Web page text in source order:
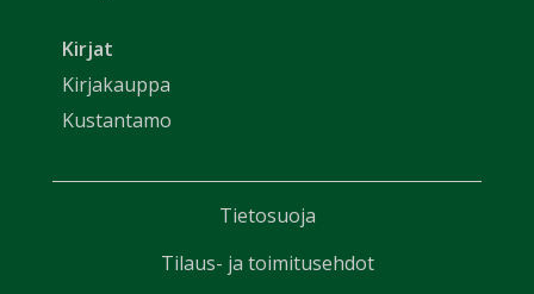
Kirjat
Kirjakauppa
Kustantamo
Tietosuoja
Tilaus- ja toimitusehdot